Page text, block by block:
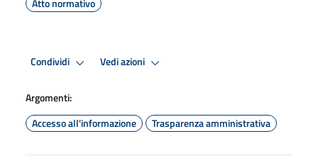
Condividi Vedi azioni
Argomenti:
Accesso all'informazione
Trasparenza amministrativa